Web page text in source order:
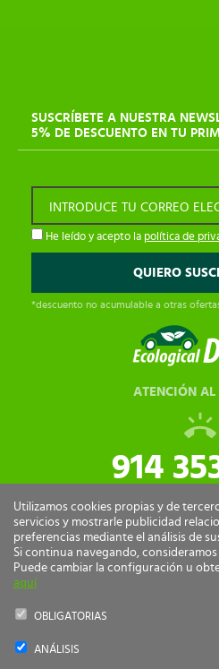
SUSCRÍBETE A NUESTRA
5% DE DESCUENTO EN TU
INTRODUCE TU CORREO
He leído y acepto la política de
*descuento no acumulable a otras
ATENCIÓN AL
914
Utilizamos cookies propias y de
servicios y mostrarle publicidad
preferencias mediante el análisis de
Si continua navegando,
Puede cambiar la configuración u
aquí
OBLIGATORIAS
ANÁLISIS